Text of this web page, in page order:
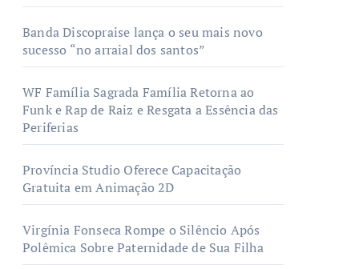
Banda Discopraise lança o seu mais novo
sucesso “no arraial dos santos”
WF Família Sagrada Família Retorna ao
Funk e Rap de Raiz e Resgata a Essência das
Periferias
Província Studio Oferece Capacitação
Gratuita em Animação 2D
Virgínia Fonseca Rompe o Silêncio Após
Polêmica Sobre Paternidade de Sua Filha